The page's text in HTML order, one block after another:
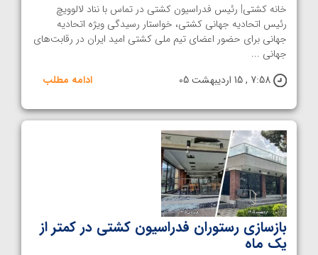
خانه کشتی| رئیس فدراسیون کشتی در تماس با نناد لالوویچ
رئیس اتحادیه جهانی کشتی، خواستار رسیدگی ویژه اتحادیه
جهانی برای حضور اعضای تیم ملی کشتی امید ایران در رقابت‌های
جهانی ...
7:58 , 15 اردیبهشت 05
ادامه مطلب
بازسازی رستوران فدراسیون کشتی در کمتر از
یک ماه